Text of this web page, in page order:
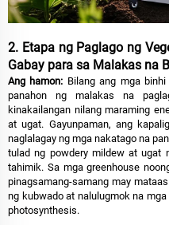
2. Etapa ng Paglago ng
Gabay para sa Malakas na
Ang hamon: Bilang ang mga
panahon ng malakas na
kinakailangan nilang maraming
at ugat. Gayunpaman, ang
naglalagay ng mga nakatago na
tulad ng powdery mildew at ugat
tahimik. Sa mga greenhouse
pinagsamang-samang may
ng kubwado at nalulugmok na
photosynthesis.